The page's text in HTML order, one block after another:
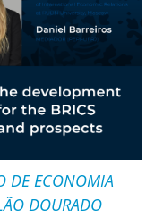
DE ECONOMIA
DOURADO